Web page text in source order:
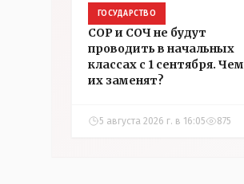
ГОСУДАРСТВО
СОР и СОЧ не будут
проводить в начальных
классах с 1 сентября. Чем
их заменят?
5 августа 2026 г. в 16:05 875